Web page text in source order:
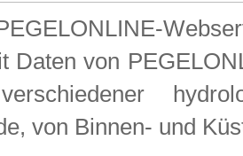
Daten von
von Binnen- und